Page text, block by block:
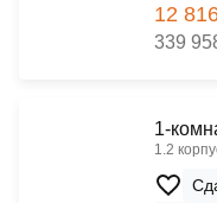
12
339
1-
1.2